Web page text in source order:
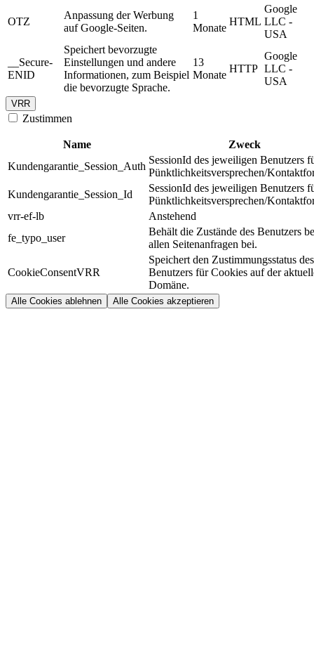
OTZ
Anpassung der Werbung
auf Google-Seiten.
1
Monate
HTML
Google
LLC -
USA
__Secure-
ENID
Speichert bevorzugte
Einstellungen und andere
Informationen, zum Beispiel
die bevorzugte Sprache.
13
Monate
HTTP
Google
LLC -
USA
VRR
Zustimmen
Name
Zweck
Kundengarantie_Session_Auth
SessionId des jeweiligen Benutzers
Pünktlichkeitsversprechen/
Kundengarantie_Session_Id
SessionId des jeweiligen Benutzers
Pünktlichkeitsversprechen/
vrr-ef-lb
Anstehend
fe_typo_user
Behält die Zustände des Benutzers
allen Seitenanfragen bei.
CookieConsentVRR
Speichert den Zustimmungsstatus des
Benutzers für Cookies auf der
Domäne.
Alle Cookies ablehnen Alle Cookies akzeptieren